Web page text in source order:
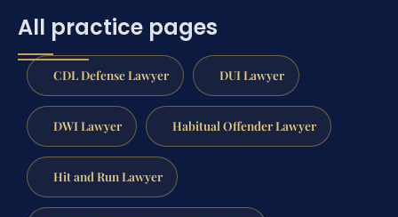
All practice pages
CDL Defense Lawyer DUI Lawyer
DWI Lawyer Habitual Offender Lawyer
Hit and Run Lawyer